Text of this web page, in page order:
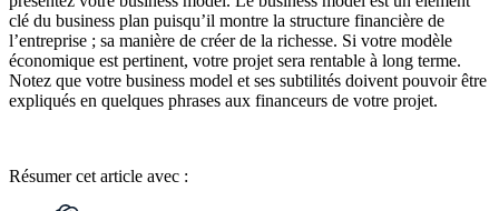
clé du business plan puisqu’il montre la structure financière de
l’entreprise ; sa manière de créer de la richesse. Si votre modèle
économique est pertinent, votre projet sera rentable à long terme.
Notez que votre business model et ses subtilités doivent pouvoir être
expliqués en quelques phrases aux financeurs de votre projet.
Résumercet article avec :